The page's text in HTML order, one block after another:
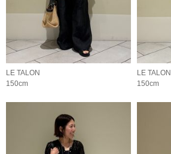
LE TALON
150cm
LE TALON
150cm